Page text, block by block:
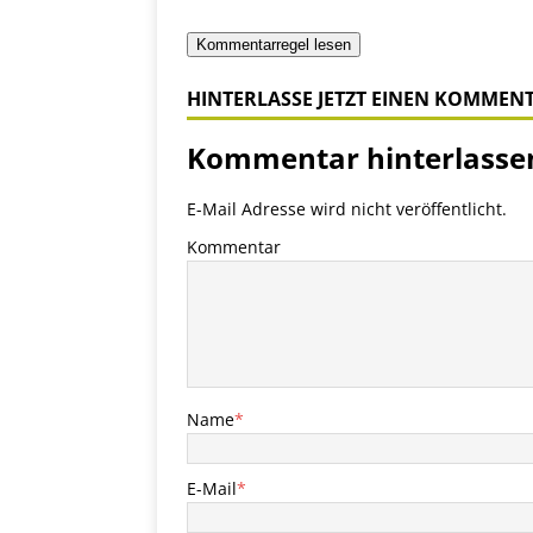
Kommentarregel lesen
HINTERLASSE JETZT EINEN
Kommentar
E-Mail Adresse wird nicht veröffentlicht.
Kommentar
Name*
E-Mail*